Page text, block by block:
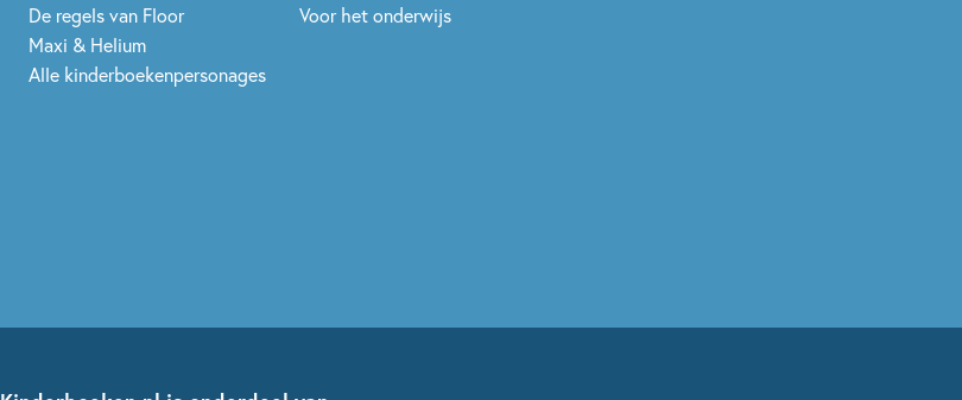
De regels van Floor
Maxi & Helium
Alle kinderboekenpersonages
Voor het onderwijs